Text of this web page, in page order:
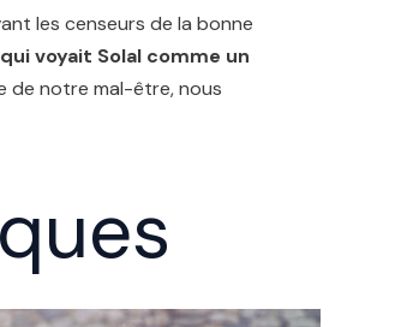
les censeurs de la bonne
voyait Solal comme un
de notre mal-être, nous